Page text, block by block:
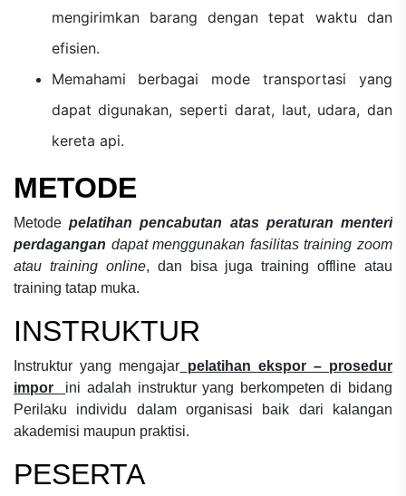
mengirimkan barang dengan tepat waktu dan
efisien.
Memahami berbagai mode transportasi yang
dapat digunakan, seperti darat, laut, udara, dan
kereta api.
METODE
Metode pelatihan pencabutan atas peraturan menteri
perdagangan dapat menggunakan fasilitas training zoom
atau training online, dan bisa juga training offline atau
training tatap muka.
INSTRUKTUR
Instruktur yang mengajar pelatihan ekspor – prosedur
impor
ini adalah instruktur yang berkompeten di bidang
Perilaku individu dalam organisasi baik dari kalangan
akademisi maupun praktisi.
PESERTA